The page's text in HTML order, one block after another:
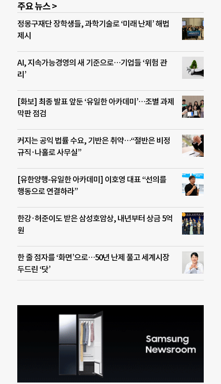
주요 뉴스 >
정몽구재단 장학생들, 과학기술로 ‘미래 난제’ 해법
제시
AI, 지속가능경영의 새 기준으로…기업들 ‘위험 관
리’
[화보] 최종 발표 앞둔 ‘유일한 아카데미’…조별 과제
막판 점검
커지는 공익 법률 수요, 기반은 취약…“절반은 비정
규직·나홀로 사무실”
[유한양행-유일한 아카데미] 이호영 대표 “선의를
행동으로 연결하라”
한강·허준이도 받은 삼성호암상, 내년부터 상금 5억
원
한 줄 점자를 ‘화면’으로…50년 난제 풀고 세계시장
두드린 ‘닷’